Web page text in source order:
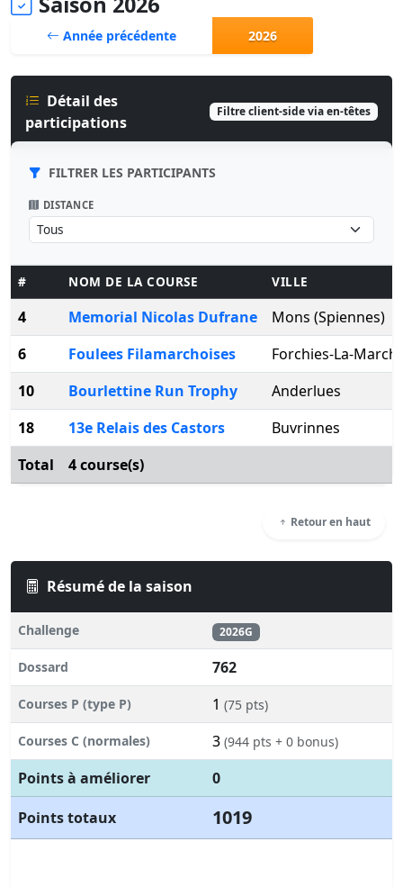
Année précédente 2026
Détail des
participations
Filtre client-side via en-têtes
FILTRER LES PARTICIPANTS
DISTANCE
# NOM DE LA COURSE VILLE
4 Memorial Nicolas Dufrane
Mons (Spiennes)
6
Foulees Filamarchoises
Forchies-La-
10
Bourlettine Run Trophy
Anderlues
18
13e Relais des Castors
Buvrinnes
Total
4 course(s)
Retour en haut
Résumé de la saison
Challenge 2026G
Dossard 762
Courses P (type P) 1 (75 pts)
Courses C (normales) 3 (944 pts + 0 bonus)
Points à améliorer
0
Points totaux
1019